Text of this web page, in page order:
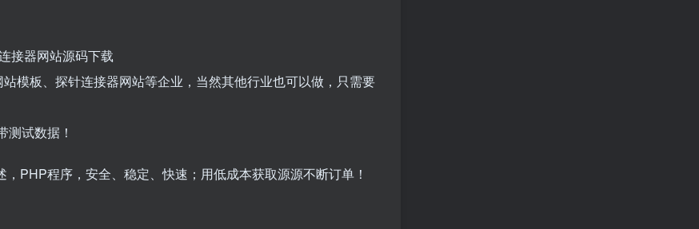
接器网站源码下载
模板、探针连接器网站等企业，当然其他行业也可以做，只需要
试数据！
PHP程序，安全、稳定、快速；用低成本获取源源不断订单！